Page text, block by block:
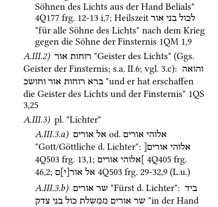
4Q177 frg. 12-13 i,7; Heilszeit לכול בני אור
"für alle Söhne des Lichts" nach dem Krieg
gegen die Söhne der Finsternis 1QM 1,9
A.III.2) רוחות אור "Geister des Lichts" (Ggs.
Geister der Finsternis; s.a. II.6; vgl. 3.c): והואה
ברא רוחות אור וחושכ
"und er hat erschaffen
die Geister des Lichts und der Finsternis" 1QS
3,25
A.III.3) pl. "Lichter"
A.III.3.a) אל אורים od. אלוהי אורים
"Gott/Göttliche d. Lichter": אלוהי אורים[
4Q503 frg. 13,1; ]אלוהי אורים 4Q405 frg.
46,2; אל אור[י]ם 4Q503 frg. 29-32,9 (L.u.)
A.III.3.b) שר אורים "Fürst d. Lichter": ביד
שר אורים ממשלת כול בני צדק
"in der Hand